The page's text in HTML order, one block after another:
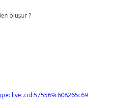
oluşur ?
live:.cid.575569c608265c69